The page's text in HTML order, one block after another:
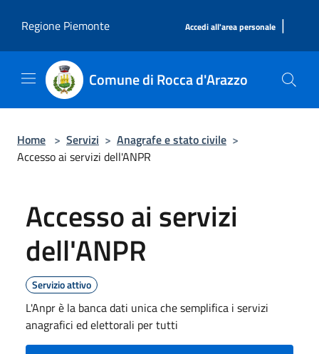
Regione Piemonte
Accedi all'area personale |
Comune di Rocca d'Arazzo
Home > Servizi > Anagrafe e stato civile >
Accesso ai servizi dell'ANPR
Accesso ai servizi
dell'ANPR
Servizio attivo
L'Anpr è la banca dati unica che semplifica i servizi
anagrafici ed elettorali per tutti